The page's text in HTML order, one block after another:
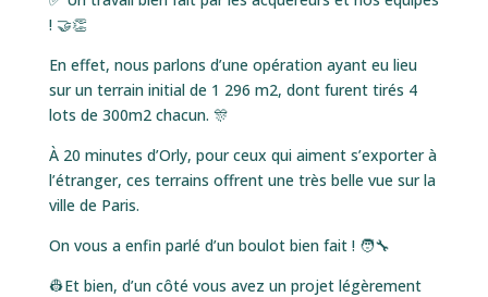
! 🤝👏
En effet, nous parlons d’une opération ayant eu lieu
sur un terrain initial de 1 296 m2, dont furent tirés 4
lots de 300m2 chacun. 🎊
À 20 minutes d’Orly, pour ceux qui aiment s’exporter à
l’étranger, ces terrains offrent une très belle vue sur la
ville de Paris.
On vous a enfin parlé d’un boulot bien fait ! 🧑‍🔧
👷Et bien, d’un côté vous avez un projet légèrement